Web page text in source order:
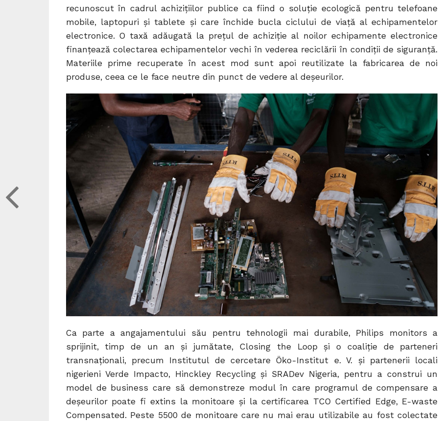
recunoscut în cadrul achizițiilor publice ca fiind o soluție ecologică pentru telefoane
mobile, laptopuri și tablete și care închide bucla ciclului de viață al echipamentelor
electronice. O taxă adăugată la prețul de achiziție al noilor echipamente electronice
finanțează colectarea echipamentelor vechi în vederea reciclării în condiții de siguranță.
Materiile prime recuperate în acest mod sunt apoi reutilizate la fabricarea de noi
produse, ceea ce le face neutre din punct de vedere al deșeurilor.
Ca parte a angajamentului său pentru tehnologii mai durabile, Philips monitors a
sprijinit, timp de un an și jumătate, Closing the Loop și o coaliție de parteneri
transnaționali, precum Institutul de cercetare Öko-Institut e. V. și partenerii locali
nigerieni Verde Impacto, Hinckley Recycling și SRADev Nigeria, pentru a construi un
model de business care să demonstreze modul în care programul de compensare a
deșeurilor poate fi extins la monitoare și la certificarea TCO Certified Edge, E-waste
Compensated. Peste 5500 de monitoare care nu mai erau utilizabile au fost colectate